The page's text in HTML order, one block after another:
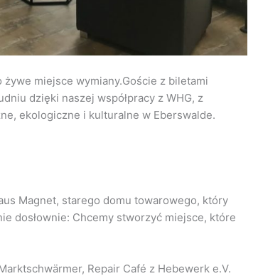
miejsce wymiany.Goście z biletami
dzięki naszej współpracy z WHG, z
ekologiczne i kulturalne w Eberswalde.
Magnet, starego domu towarowego, który
dosłownie: Chcemy stworzyć miejsce, które
Repair Café z Hebewerk e.V.